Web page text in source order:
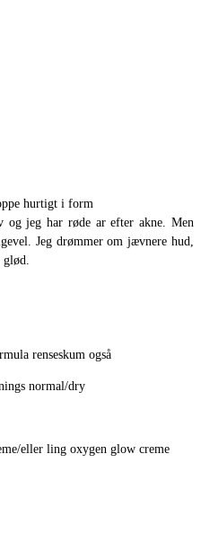
hurtigt i form
og jeg har røde ar efter akne. Men
Jeg drømmer om jævnere hud,
glød.
renseskum også
normal/dry
eller ling oxygen glow creme